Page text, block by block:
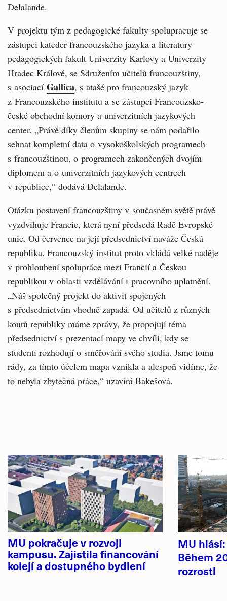
Delalande.
V projektu tým z pedagogické fakulty spolupracuje se
zástupci kateder francouzského jazyka a literatury
pedagogických fakult Univerzity Karlovy a Univerzity
Hradec Králové, se Sdružením učitelů francouzštiny,
s asociací Gallica, s atašé pro francouzský jazyk
z Francouzského institutu a se zástupci Francouzsko-
české obchodní komory a univerzitních jazykových
center. „Právě díky členům skupiny se nám podařilo
sehnat kompletní data o vysokoškolských programech
s francouzštinou, o programech zakončených dvojím
diplomem a o univerzitních jazykových centrech
v republice,“ dodává Delalande.
Otázku postavení francouzštiny v současném světě právě
vyzdvihuje Francie, která nyní předsedá Radě Evropské
unie. Od července na její předsednictví naváže Česká
republika. Francouzský institut proto vkládá velké naděje
v prohloubení spolupráce mezi Francií a Českou
republikou v oblasti vzdělávání i pracovního uplatnění.
„Náš společný projekt do aktivit spojených
s předsednictvím vhodně zapadá. Od učitelů z různých
koutů republiky máme zprávy, že propojují téma
předsednictví s prezentací mapy ve chvíli, kdy se
studenti rozhodují o směřování svého studia. Jsme tomu
rády, za tímto účelem mapa vznikla a alespoň vidíme, že
to nebyla zbytečná práce,“ uzavírá Bakešová.
články
Hlavní
novinky
MU pokračuje v rozvoji
kampusu. Zajistila financování
kolejí a dostupného bydlení
MU
Během
rozrostl